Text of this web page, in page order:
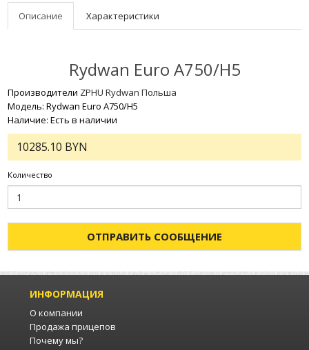
Описание Характеристики
Rydwan Euro A750/H5
Производители ZPHU Rydwan Польша
Модель: Rydwan Euro A750/H5
Наличие: Есть в наличии
10285.10 BYN
Количество
ОТПРАВИТЬ СООБЩЕНИЕ
ИНФОРМАЦИЯ
О компании
Продажа прицепов
Почему мы?